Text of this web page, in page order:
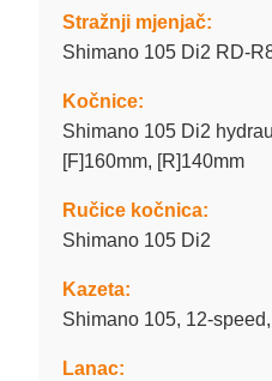
Stražnji mjenjač:
Shimano 105 Di2 RD-
Kočnice:
Shimano 105 Di2
[F]160mm, [R]140mm
Ručice kočnica:
Shimano 105 Di2
Kazeta:
Shimano 105, 12-
Lanac: